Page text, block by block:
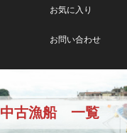
お気に入り
お問い合わせ
中古漁船 一覧